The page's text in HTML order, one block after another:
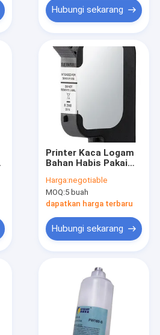
Hubungi sekarang
Printer Kaca Logam
Bahan Habis Pakai
Jet Ink Inkjet Printing
Harga:negotiable
MOQ:5 buah
dapatkan harga terbaru
Hubungi sekarang